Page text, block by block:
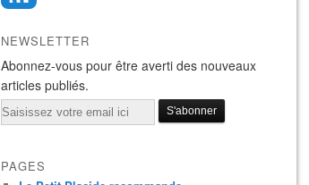
NEWSLETTER
Abonnez-vous pour être averti des nouveaux
articles publiés.
Email
PAGES